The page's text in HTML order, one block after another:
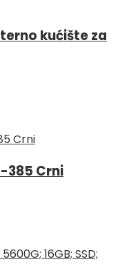
kućište za
385 Crni